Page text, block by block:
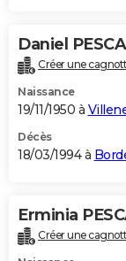
Daniel
Créer une
Naissance
19/11/1950 à
Décès
18/03/1994 à
Erminia
Créer une